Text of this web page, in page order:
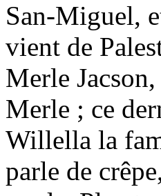
San-Miguel,
vient de
Merle
Merle ; ce
Willella la
parle de